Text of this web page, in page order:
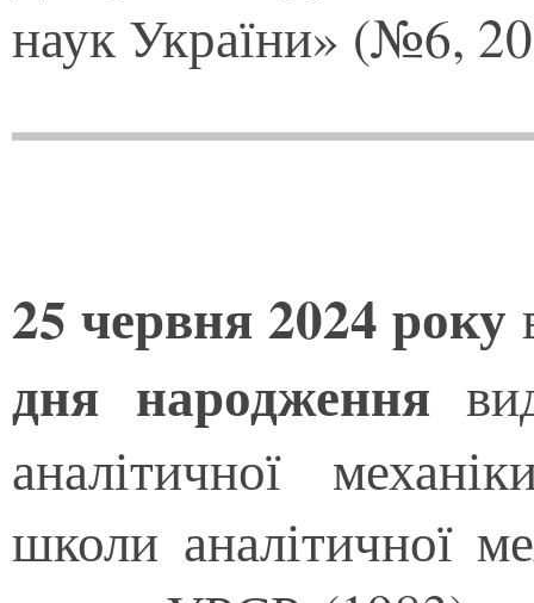
наук України» (№6,
25 червня 2024 року
дня народження
аналітичної
школи аналітичної